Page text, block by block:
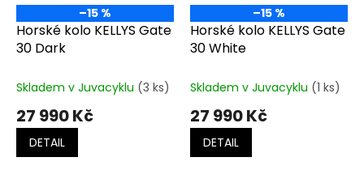
o
d
u
–15 %
Horské kolo KELLYS Gate
30 Dark
Skladem v Juvacyklu (3 ks)
27 990 Kč
DETAIL
–15 %
Horské kolo KELLYS Gate
30 White
Skladem v Juvacyklu (1 ks)
27 990 Kč
DETAIL